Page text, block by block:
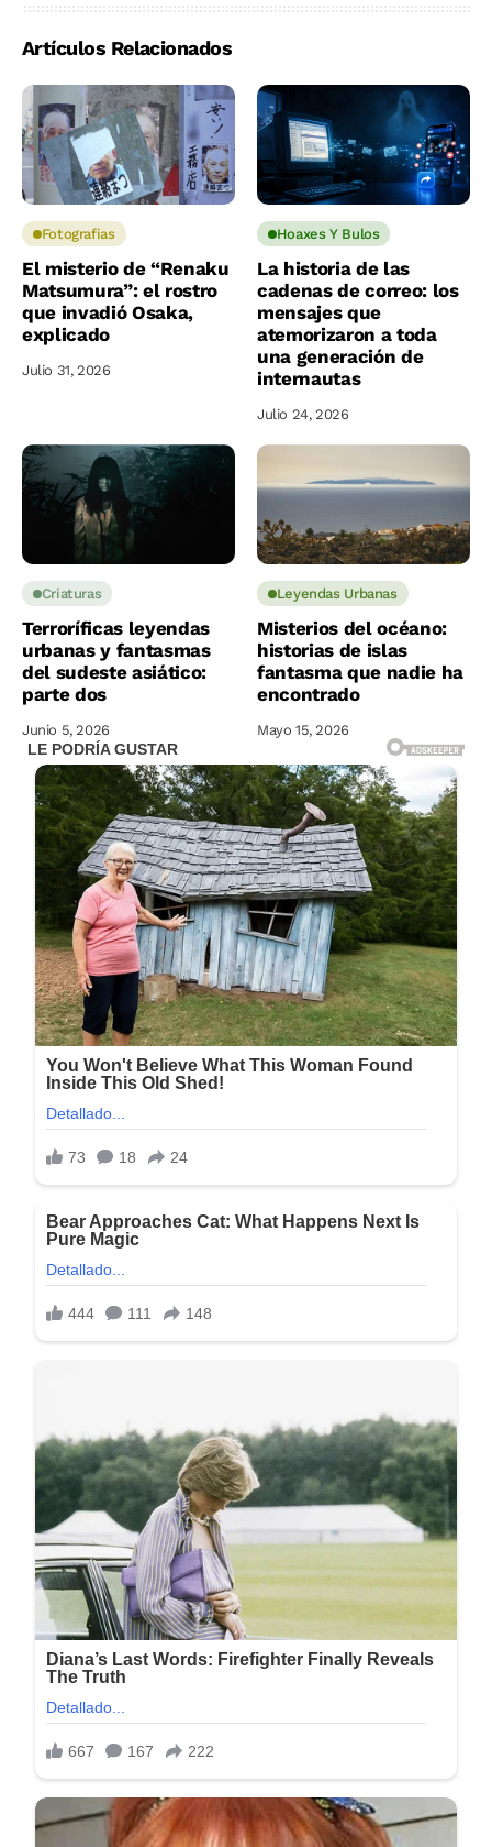
Artículos Relacionados
Fotografias
El misterio de “Renaku
Matsumura”: el rostro
que invadió Osaka,
explicado
Julio 31, 2026
Hoaxes Y Bulos
La historia de las
cadenas de correo: los
mensajes que
atemorizaron a toda
una generación de
internautas
Julio 24, 2026
Criaturas
Terroríficas leyendas
urbanas y fantasmas
del sudeste asiático:
parte dos
Junio 5, 2026
Leyendas Urbanas
Misterios del océano:
historias de islas
fantasma que nadie ha
encontrado
Mayo 15, 2026